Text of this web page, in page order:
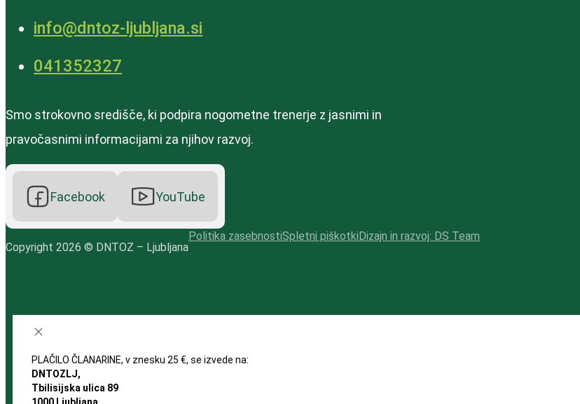
info@dntoz-ljubljana.si
‭041352327‬
Smo strokovno središče, ki podpira nogometne trenerje z jasnimi in
pravočasnimi informacijami za njihov razvoj.
Facebook YouTube
Copyright 2026 © DNTOZ – Ljubljana
Politika zasebnostiSpletni piškotkiDizajn in razvoj: DS Team
PLAČILO ČLANARINE, v znesku 25 €, se izvede na:
DNTOZLJ,
Tbilisijska ulica 89
1000 Ljubljana